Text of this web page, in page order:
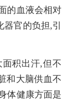
的血液会相对
官的负担,引
积出汗,但不
和大脑供血不
体健康方面是